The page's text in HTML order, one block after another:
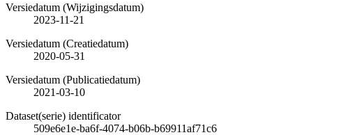
Versiedatum (Wijzigingsdatum)
2023-11-21
Versiedatum (Creatiedatum)
2020-05-31
Versiedatum (Publicatiedatum)
2021-03-10
Dataset(serie) identificator
509e6e1e-ba6f-4074-b06b-b69911af71c6